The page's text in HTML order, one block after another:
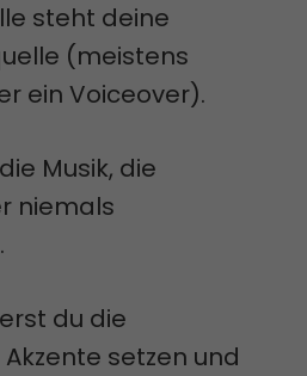
steht deine
(meistens
ein Voiceover).
Musik, die
niemals
du die
setzen und